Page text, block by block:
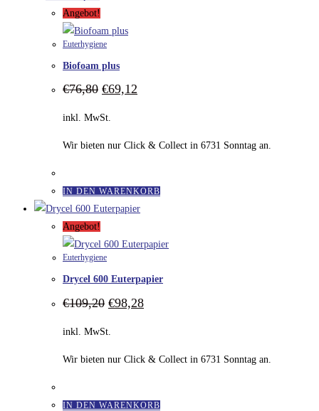
Angebot!
Euterhygiene
Biofoam plus
€76,80 Ursprünglicher
Preis
war:
€76,80
€69,12
inkl. MwSt.
Wir bieten nur Click & Collect in 6731 Sonntag an.
IN DEN WARENKORB
Angebot!
Euterhygiene
Drycel 600 Euterpapier
€109,20 Ursprünglicher
Preis
€109,20
€98,28Aktueller
Preis
inkl. MwSt.
Wir bieten nur Click & Collect in 6731 Sonntag an.
IN DEN WARENKORB